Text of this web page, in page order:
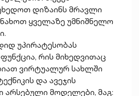
დიზაინს მრავლი
ყველაზე უმნიშნელო
უპირატესობას
რის მიხედვითაც
ვირტუალურ სახლში
და ავეჯის
არსებული მოდელები, მაგ: